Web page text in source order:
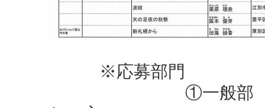
※応募部門
①一般部